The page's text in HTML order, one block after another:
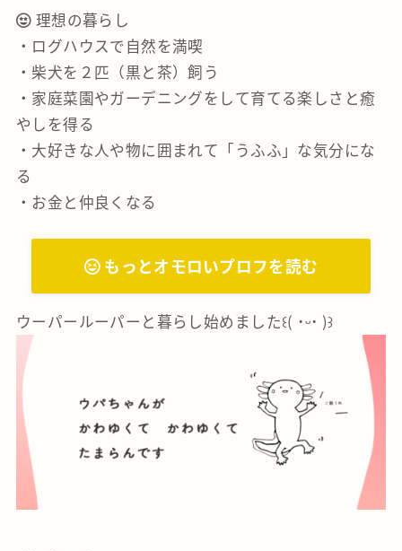
理想の暮らし
・ログハウスで自然を満喫
・柴犬を２匹（黒と茶）飼う
・家庭菜園やガーデニングをして育てる楽しさと癒
やしを得る
・大好きな人や物に囲まれて「うふふ」な気分にな
る
・お金と仲良くなる
もっとオモロいプロフを読む
ウーパールーパーと暮らし始めました꒰( ˙ᵕ‎˙ )꒱